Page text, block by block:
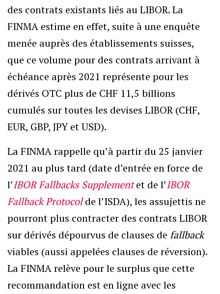
des contrats existants liés au LIBOR. La
FINMA estime en effet, suite à une enquête
menée auprès des établissements suisses,
que ce volume pour des contrats arrivant à
échéance après 2021 représente pour les
dérivés OTC plus de CHF 11,5 billions
cumulés sur toutes les devises LIBOR (CHF,
EUR, GBP, JPY et USD).
La FINMA rappelle qu’à partir du 25 janvier
2021 au plus tard (date d’entrée en force de
l’IBOR Fallbacks Supplementet de l’IBOR
Fallback Protocolde l’ISDA), les assujettis ne
pourront plus contracter des contrats LIBOR
sur dérivés dépourvus de clauses de fallback
viables (aussi appelées clauses de réversion).
La FINMA relève pour le surplus que cette
recommandation est en ligne avec les